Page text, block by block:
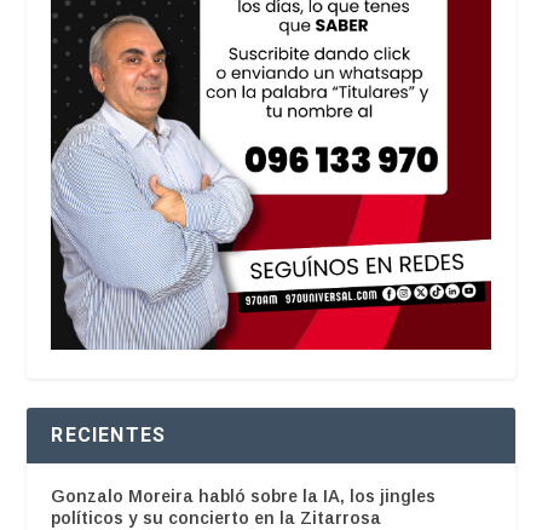
RECIENTES
Gonzalo Moreira habló sobre la IA, los jingles
políticos y su concierto en la Zitarrosa